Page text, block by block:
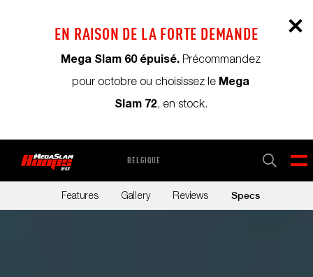
EN RAISON DE LA FORTE DEMANDE
Mega Slam 60 épuisé. Précommandez
pour octobre ou choisissez le Mega
Slam 72, en stock.
BELGIQUE
Features Gallery Reviews Specs